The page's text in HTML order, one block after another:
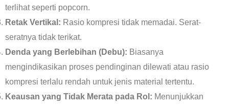
terlihat seperti popcorn.
Retak Vertikal: Rasio kompresi tidak memadai. Serat-
seratnya tidak terikat.
Denda yang Berlebihan (Debu): Biasanya
mengindikasikan proses pendinginan dilewati atau rasio
kompresi terlalu rendah untuk jenis material tertentu.
Keausan yang Tidak Merata pada Rol: Menunjukkan